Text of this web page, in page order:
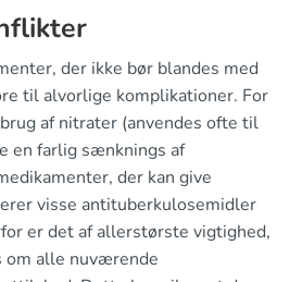
der ikke bør blandes med
til alvorlige komplikationer. For
af nitrater (anvendes ofte til
en farlig sænknings af
der kan give
visse antituberkulosemidler
er det af allerstørste vigtighed,
alle nuværende